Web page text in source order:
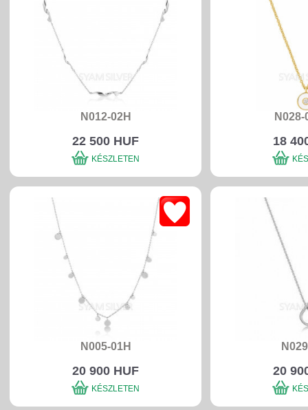
N012-02H
22 500 HUF
KÉSZLETEN
N028-
18
N005-01H
20 900 HUF
KÉSZLETEN
20